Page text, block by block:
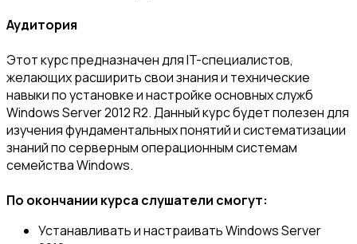
Аудитория
Этот курс предназначен для IT-специалистов,
желающих расширить свои знания и технические
навыки по установке и настройке основных служб
Windows Server 2012 R2. Данный курс будет полезен для
изучения фундаментальных понятий и систематизации
знаний по серверным операционным системам
семейства Windows.
По окончании курса слушатели смогут:
Устанавливать и настраивать Windows Server